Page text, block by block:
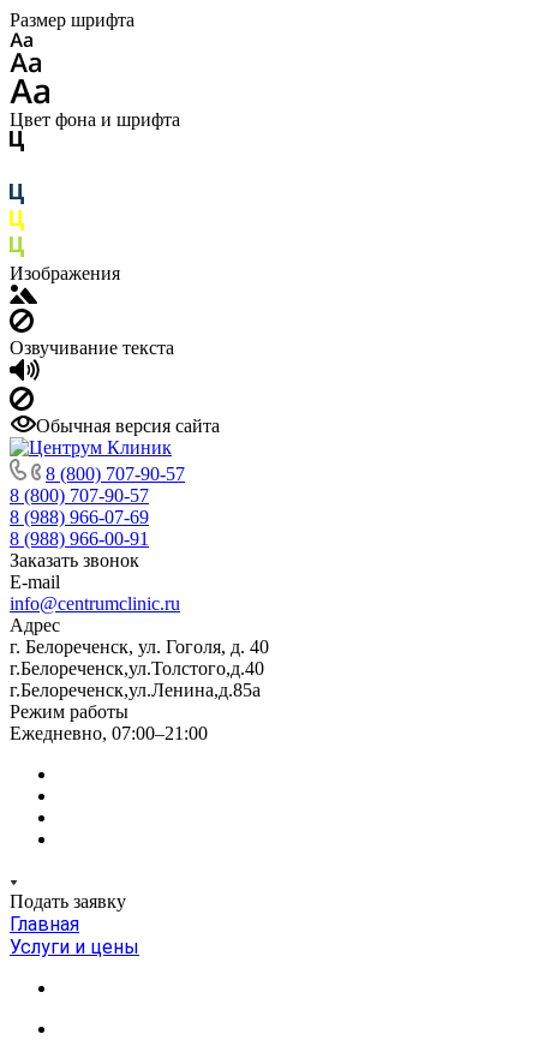
Размер шрифта
Цвет фона и шрифта
Изображения
Озвучивание текста
Обычная версия сайта
8 (800) 707-90-57
8 (800) 707-90-57
8 (988) 966-07-69
8 (988) 966-00-91
Заказать звонок
E-mail
info@centrumclinic.ru
Адрес
г. Белореченск, ул. Гоголя, д. 40
г.Белореченск,ул.Толстого,д.40
г.Белореченск,ул.Ленина,д.85а
Режим работы
Ежедневно, 07:00–21:00
Подать заявку
Главная
Услуги и цены